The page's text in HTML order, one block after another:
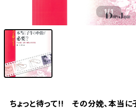
1/1
ちょっと待って!! その分娩、本当